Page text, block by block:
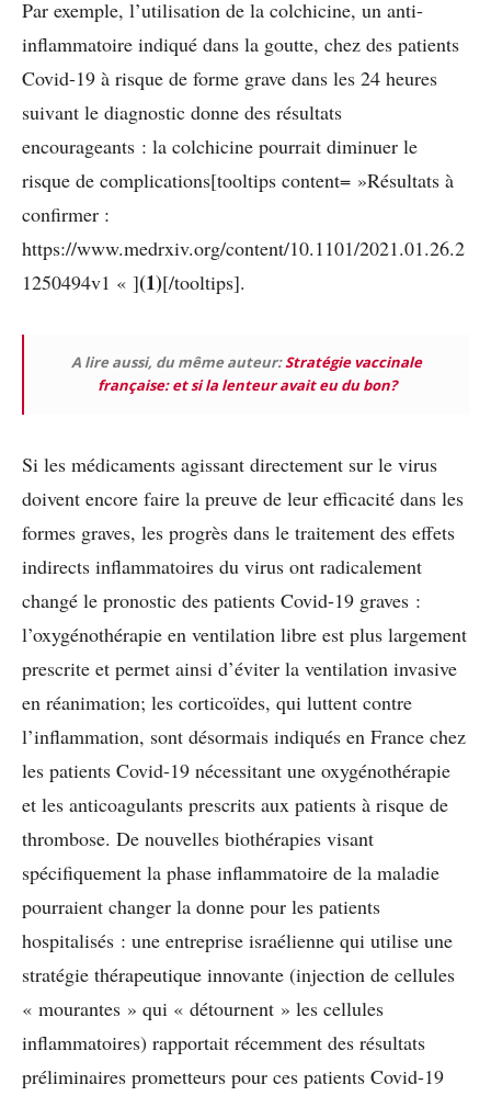
Par exemple, l’utilisation de la colchicine, un anti-
inflammatoire indiqué dans la goutte, chez des patients
Covid-19 à risque de forme grave dans les 24 heures
suivant le diagnostic donne des résultats
encourageants : la colchicine pourrait diminuer le
risque de complications[tooltips content= »Résultats à
confirmer :
https://www.medrxiv.org/content/10.1101/2021.01.26.2
1250494v1 « ](1)[/tooltips].
A lire aussi, du même auteur:Stratégie vaccinale
française: et si la lenteur avait eu du bon?
Si les médicaments agissant directement sur le virus
doivent encore faire la preuve de leur efficacité dans les
formes graves, les progrès dans le traitement des effets
indirects inflammatoires du virus ont radicalement
changé le pronostic des patients Covid-19 graves :
l’oxygénothérapie en ventilation libre est plus largement
prescrite et permet ainsi d’éviter la ventilation invasive
en réanimation; les corticoïdes, qui luttent contre
l’inflammation, sont désormais indiqués en France chez
les patients Covid-19 nécessitant une oxygénothérapie
et les anticoagulants prescrits aux patients à risque de
thrombose. De nouvelles biothérapies visant
spécifiquement la phase inflammatoire de la maladie
pourraient changer la donne pour les patients
hospitalisés : une entreprise israélienne qui utilise une
stratégie thérapeutique innovante (injection de cellules
« mourantes » qui « détournent » les cellules
inflammatoires) rapportait récemment des résultats
préliminaires prometteurs pour ces patients Covid-19